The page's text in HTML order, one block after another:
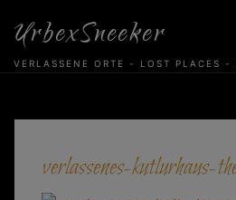
content
UrbexSneeker
VERLASSENE ORTE - LOST PLACES -
verlassenes-kutlurhaus-